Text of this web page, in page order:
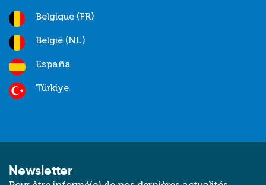
Belgique (FR)
België (NL)
España
Türkiye
Newsletter